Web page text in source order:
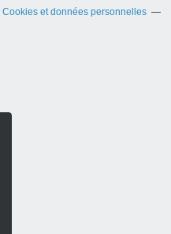
Cookies et données personnelles